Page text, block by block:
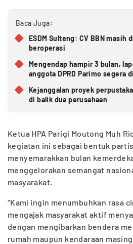
Baca Juga:
ESDM Sulteng: CV BBN masih
beroperasi
Mengendap hampir 3 bulan,
anggota DPRD Parimo segera
Kejanggalan proyek
di balik dua perusahaan
Ketua HPA Parigi Moutong Muh
kegiatan ini sebagai bentuk
menyemarakkan bulan
menggelorakan semangat
masyarakat.
“Kami ingin menumbuhkan rasa
mengajak masyarakat aktif
dengan mengibarkan bendera
rumah maupun kendaraan